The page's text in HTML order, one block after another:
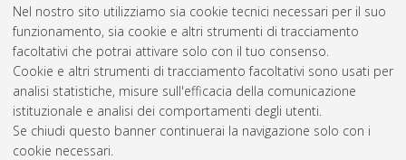
Nel nostro sito utilizziamo sia cookie tecnici necessari per il suo
funzionamento, sia cookie e altri strumenti di tracciamento
facoltativi che potrai attivare solo con il tuo consenso.
Cookie e altri strumenti di tracciamento facoltativi sono usati per
analisi statistiche, misure sull'efficacia della comunicazione
istituzionale e analisi dei comportamenti degli utenti.
Se chiudi questo banner continuerai la navigazione solo con i
cookie necessari.
Vedi altre statistiche
Gestione del documento: